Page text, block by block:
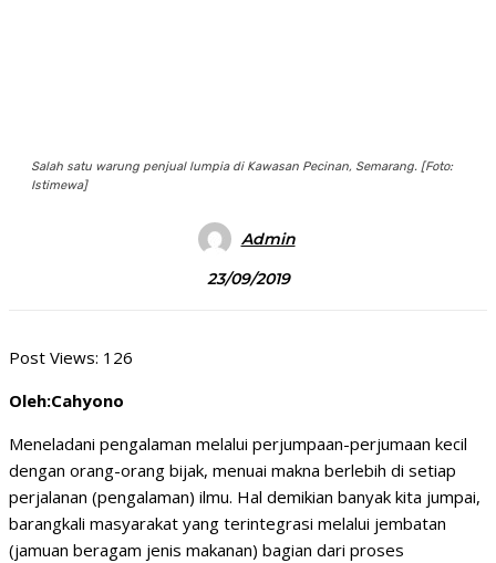
Salah satu warung penjual lumpia di Kawasan Pecinan, Semarang. [Foto:
Istimewa]
Admin
23/09/2019
Post Views: 126
Oleh:Cahyono
Meneladani pengalaman melalui perjumpaan-perjumaan kecil
dengan orang-orang bijak, menuai makna berlebih di setiap
perjalanan (pengalaman) ilmu. Hal demikian banyak kita jumpai,
barangkali masyarakat yang terintegrasi melalui jembatan
(jamuan beragam jenis makanan) bagian dari proses